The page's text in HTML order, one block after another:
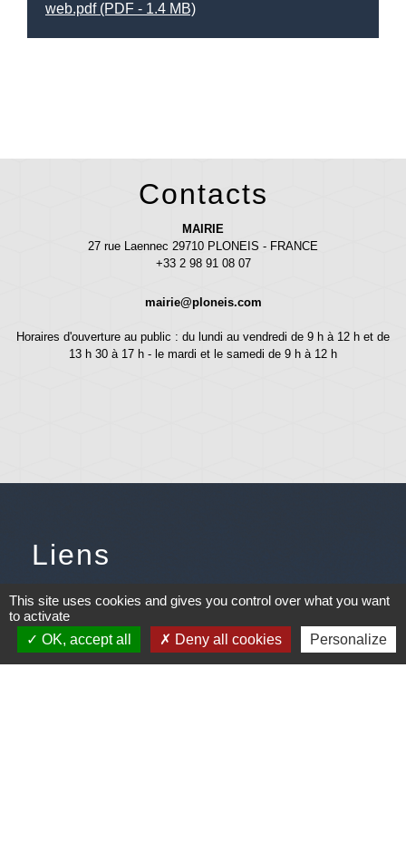
web.pdf (PDF - 1.4 MB)
Contacts
MAIRIE
27 rue Laennec 29710 PLONEIS - FRANCE
+33 2 98 91 08 07
mairie@ploneis.com
Horaires d'ouverture au public : du lundi au vendredi de 9 h à 12 h et de
13 h 30 à 17 h - le mardi et le samedi de 9 h à 12 h
Liens
Météo
Ouest France
Télégramme
This site uses cookies and gives you control over what you want
to activate
OK, accept all
Deny all cookies Personalize